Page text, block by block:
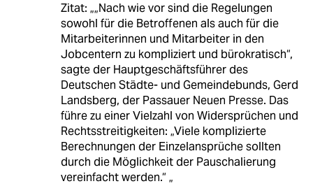
Zitat: „„Nach wie vor sind die Regelungen
sowohl für die Betroffenen als auch für die
Mitarbeiterinnen und Mitarbeiter in den
Jobcentern zu kompliziert und bürokratisch“,
sagte der Hauptgeschäftsführer des
Deutschen Städte- und Gemeindebunds, Gerd
Landsberg, der Passauer Neuen Presse. Das
führe zu einer Vielzahl von Widersprüchen und
Rechtsstreitigkeiten: „Viele komplizierte
Berechnungen der Einzelansprüche sollten
durch die Möglichkeit der Pauschalierung
vereinfacht werden.“ „